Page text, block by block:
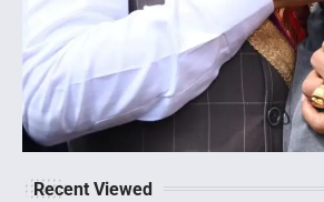
Recent Viewed